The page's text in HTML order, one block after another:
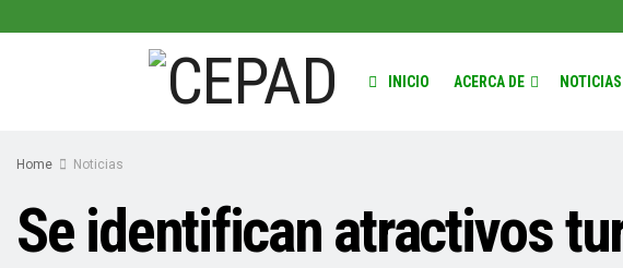
INICIO ACERCA DE NOTICIAS
Home Noticias
Se identifican atractivos